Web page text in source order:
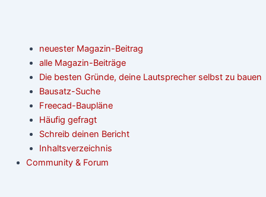
neuester Magazin-Beitrag
alle Magazin-Beiträge
Die besten Gründe, deine Lautsprecher selbst zu bauen
Bausatz-Suche
Freecad-Baupläne
Häufig gefragt
Schreib deinen Bericht
Inhaltsverzeichnis
Community & Forum